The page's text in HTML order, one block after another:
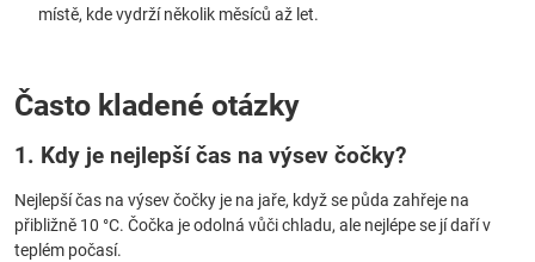
místě, kde vydrží několik měsíců až let.
Často kladené otázky
1. Kdy je nejlepší čas na výsev čočky?
Nejlepší čas na výsev čočky je na jaře, když se půda zahřeje na
přibližně 10 °C. Čočka je odolná vůči chladu, ale nejlépe se jí daří v
teplém počasí.